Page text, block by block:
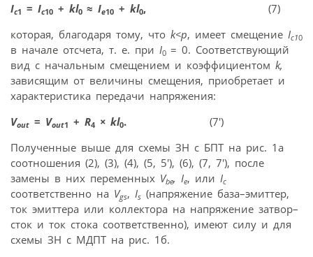
Ic1 = Ic10 + kl0 ≈ Ie10 + kl0,
(7)
которая, благодаря тому, что k<p, имеет смещение Ic10
в начале отсчета, т. е. при I0 = 0. Соответствующий
вид с начальным смещением и коэффициентом k,
зависящим от величины смещения, приобретает и
характеристика передачи напряжения:
Vout = Vout1 + R4 × kl0.
(7′)
Полученные выше для схемы ЗН с БПТ на рис. 1a
соотношения (2), (3), (4), (5, 5′), (6), (7, 7′), после
замены в них переменных Vbe, Ie, или Ic
соответственно на Vgs, Is (напряжение база–эмиттер,
ток эмиттера или коллектора на напряжение затвор–
сток и ток стока соответственно), имеют силу и для
схемы ЗН с МДПТ на рис. 1б.